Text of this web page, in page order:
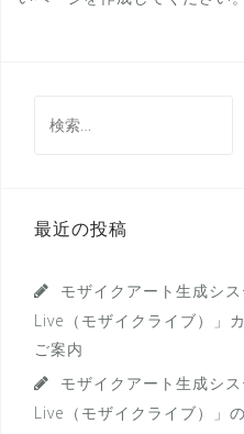
索:
最近の投稿
モザイクアート生成シ
Live（モザイクライブ）」
ご案内
モザイクアート生成シ
Live（モザイクライブ）」